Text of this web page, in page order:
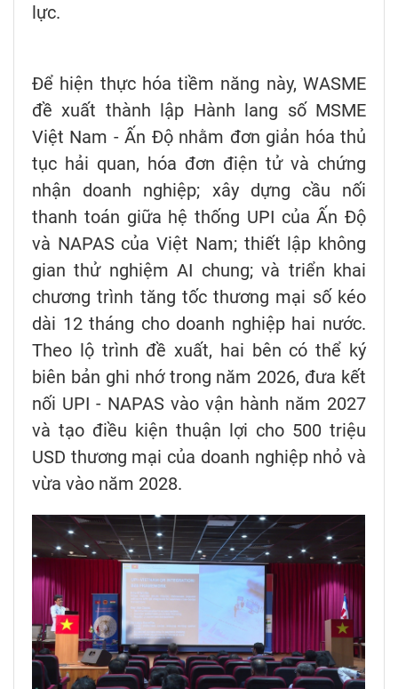
lực.
Để hiện thực hóa tiềm năng này, WASME
đề xuất thành lập Hành lang số MSME
Việt Nam - Ấn Độ nhằm đơn giản hóa thủ
tục hải quan, hóa đơn điện tử và chứng
nhận doanh nghiệp; xây dựng cầu nối
thanh toán giữa hệ thống UPI của Ấn Độ
và NAPAS của Việt Nam; thiết lập không
gian thử nghiệm AI chung; và triển khai
chương trình tăng tốc thương mại số kéo
dài 12 tháng cho doanh nghiệp hai nước.
Theo lộ trình đề xuất, hai bên có thể ký
biên bản ghi nhớ trong năm 2026, đưa kết
nối UPI - NAPAS vào vận hành năm 2027
và tạo điều kiện thuận lợi cho 500 triệu
USD thương mại của doanh nghiệp nhỏ và
vừa vào năm 2028.